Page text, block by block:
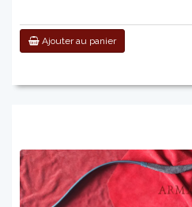
Ajouter au panier